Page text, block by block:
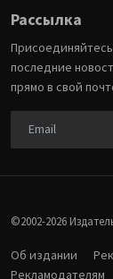
Рассылка
последние
прямо в свой
©2002-2026
Об издании
Рекламодателям